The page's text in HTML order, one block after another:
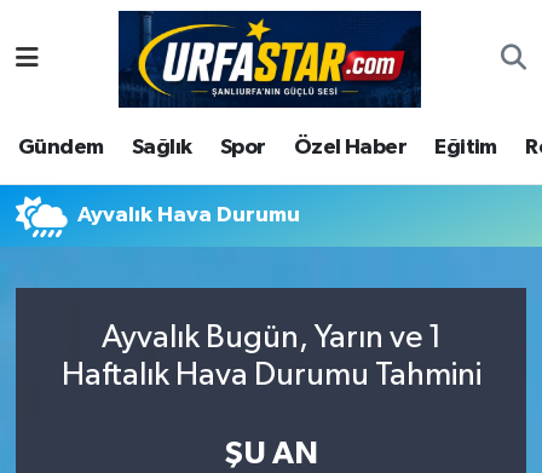
Gündem Sağlık Spor Özel Haber Eğitim
Ayvalık Hava Durumu
Ayvalık Bugün, Yarın ve 1
Haftalık Hava Durumu Tahmini
ŞU AN
ASAYİS
ÇEVRE
DUNYA
Ekonomi
Şanlıurfa Nöbetçi Eczaneler
Şanlıurfa Hava Durumu
Şanlıurfa Namaz Vakitleri
Süper Lig Puan Durumu ve Fikstür
Son Dakika Haberleri